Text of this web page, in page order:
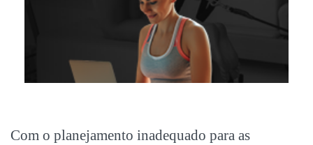
Com o planejamento inadequado para as